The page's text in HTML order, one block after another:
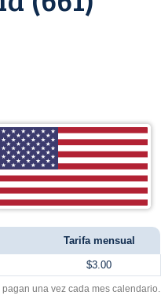
Tarifa mensual
$3.00
una vez cada mes calendario.